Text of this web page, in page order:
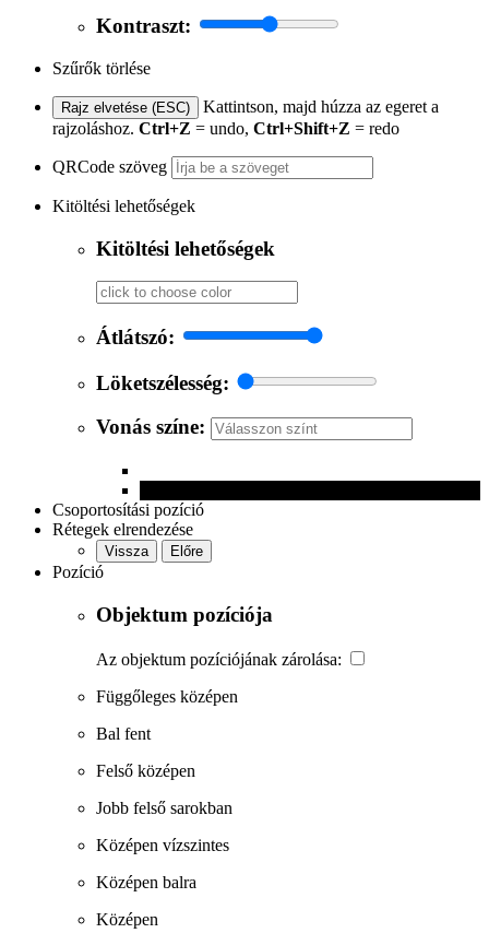
Kontraszt:
Szűrők törlése
Rajz elvetése (ESC)
Kattintson, majd húzza az egeret a
rajzoláshoz. Ctrl+Z = undo, Ctrl+Shift+Z = redo
QRCode szöveg
Kitöltési lehetőségek
Kitöltési lehetőségek
Átlátszó:
Löketszélesség:
Vonás színe:
Csoportosítási pozíció
Rétegek elrendezése
Vissza Előre
Pozíció
Objektum pozíciója
Az objektum pozíciójának zárolása:
Függőleges középen
Bal fent
Felső középen
Jobb felső sarokban
Középen vízszintes
Középen balra
Középen